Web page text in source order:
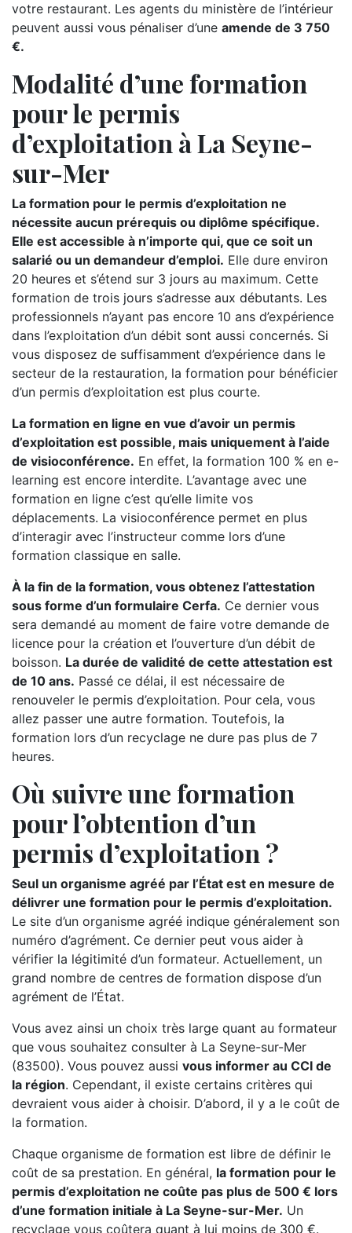
votre restaurant. Les agents du ministère de l’intérieur
peuvent aussi vous pénaliser d’une amende de 3 750
€.
Modalité d’une formation
pour le permis
d’exploitation à La Seyne-
sur-Mer
La formation pour le permis d’exploitation ne
nécessite aucun prérequis ou diplôme spécifique.
Elle est accessible à n’importe qui, que ce soit un
salarié ou un demandeur d’emploi. Elle dure environ
20 heures et s’étend sur 3 jours au maximum. Cette
formation de trois jours s’adresse aux débutants. Les
professionnels n’ayant pas encore 10 ans d’expérience
dans l’exploitation d’un débit sont aussi concernés. Si
vous disposez de suffisamment d’expérience dans le
secteur de la restauration, la formation pour bénéficier
d’un permis d’exploitation est plus courte.
La formation en ligne en vue d’avoir un permis
d’exploitation est possible, mais uniquement à l’aide
de visioconférence. En effet, la formation 100 % en e-
learning est encore interdite. L’avantage avec une
formation en ligne c’est qu’elle limite vos
déplacements. La visioconférence permet en plus
d’interagir avec l’instructeur comme lors d’une
formation classique en salle.
À la fin de la formation, vous obtenez l’attestation
sous forme d’un formulaire Cerfa. Ce dernier vous
sera demandé au moment de faire votre demande de
licence pour la création et l’ouverture d’un débit de
boisson. La durée de validité de cette attestation est
de 10 ans. Passé ce délai, il est nécessaire de
renouveler le permis d’exploitation. Pour cela, vous
allez passer une autre formation. Toutefois, la
formation lors d’un recyclage ne dure pas plus de 7
heures.
Où suivre une formation
pour l’obtention d’un
permis d’exploitation ?
Seul un organisme agréé par l’État est en mesure de
délivrer une formation pour le permis d’exploitation.
Le site d’un organisme agréé indique généralement son
numéro d’agrément. Ce dernier peut vous aider à
vérifier la légitimité d’un formateur. Actuellement, un
grand nombre de centres de formation dispose d’un
agrément de l’État.
Vous avez ainsi un choix très large quant au formateur
que vous souhaitez consulter à La Seyne-sur-Mer
(83500). Vous pouvez aussi vous informer au CCI de
la région. Cependant, il existe certains critères qui
devraient vous aider à choisir. D’abord, il y a le coût de
la formation.
Chaque organisme de formation est libre de définir le
coût de sa prestation. En général, la formation pour le
permis d’exploitation ne coûte pas plus de 500 € lors
d’une formation initiale à La Seyne-sur-Mer. Un
recyclage vous coûtera quant à lui moins de 300 €.